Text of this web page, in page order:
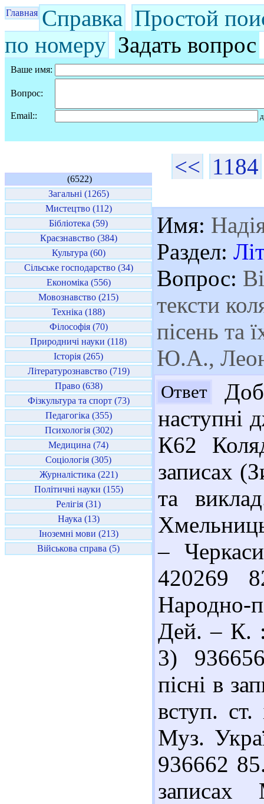
Главная Справка Простой
по номеру Задать вопрос
Ваше имя:
Вопрос:
Email::
(6522)
Загальні (1265)
Мистецтво (112)
Бібліотека (59)
Краєзнавство (384)
Культура (60)
Сільське господарство (34)
Економіка (556)
Мовознавство (215)
Техніка (188)
Філософія (70)
Природничі науки (118)
Історія (265)
Літературознавство (719)
Право (638)
Фізкультура та спорт (73)
Педагогіка (355)
Психологія (302)
Медицина (74)
Соціологія (305)
Журналістика (221)
Політичні науки (155)
Релігія (31)
Наука (13)
Іноземні мови (213)
Військова справа (5)
<< 1184
Имя:
Раздел:
Вопрос:
тексти
пісень та
Ю.А.,
Ответ
наступні
К62
записах
та
–
420269
Народно-
Дей. – К.
3)
пісні в
вступ.
Муз.
936662